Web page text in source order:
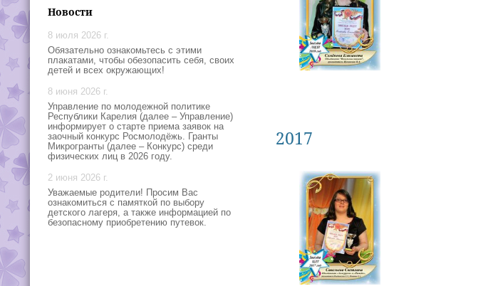
Новости
8 июля 2026 г.
Обязательно ознакомьтесь с этими
плакатами, чтобы обезопасить себя, своих
детей и всех окружающих!
8 июня 2026 г.
Управление по молодежной политике
Республики Карелия (далее – Управление)
информирует о старте приема заявок на
заочный конкурс Росмолодёжь. Гранты
Микрогранты (далее – Конкурс) среди
физических лиц в 2026 году.
2 июня 2026 г.
Уважаемые родители! Просим Вас
ознакомиться с памяткой по выбору
детского лагеря, а также информацией по
безопасному приобретению путевок.
2017